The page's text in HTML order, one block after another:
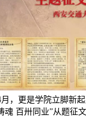
月，更是学院立脚新
魂 百卅同业”从题征